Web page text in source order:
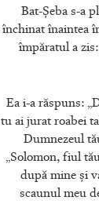
Bat-Şeba s-a
închinat înaintea
împăratul a
Ea i-a răspuns:
tu ai jurat roabei
Dumnezeul
„Solomon, fiul
după mine şi
scaunul meu